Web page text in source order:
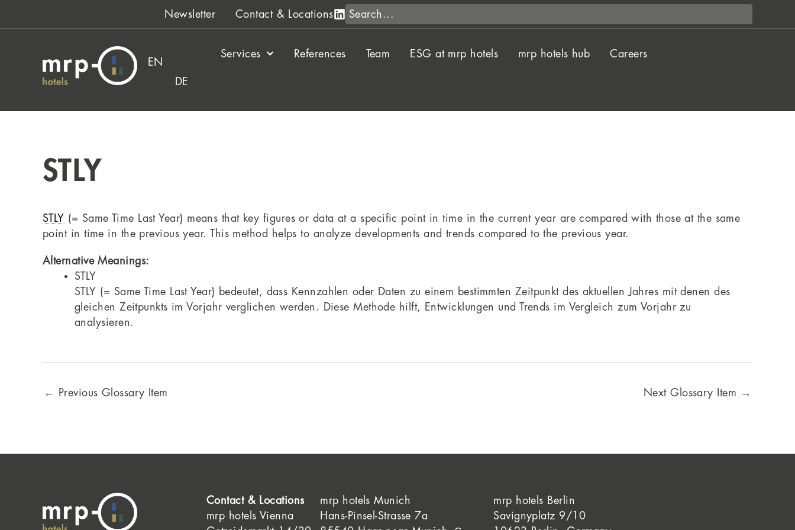
Newsletter Contact & Locations Search
EN
DE
Services References Team ESG at mrp hotels mrp hotels hub Careers
STLY
STLY (= Same Time Last Year) means that key figures or data at a specific point in time in the current year are compared with those at the same
point in time in the previous year. This method helps to analyze developments and trends compared to the previous year.
Alternative Meanings:
STLY
STLY (= Same Time Last Year) bedeutet, dass Kennzahlen oder Daten zu einem bestimmten Zeitpunkt des aktuellen Jahres mit denen des
gleichen Zeitpunkts im Vorjahr verglichen werden. Diese Methode hilft, Entwicklungen und Trends im Vergleich zum Vorjahr zu
analysieren.
← Previous Glossary Item Next Glossary Item →
Contact & Locations
mrp hotels Vienna
mrp hotels Munich
Hans-Pinsel-Strasse 7a
mrp hotels Berlin
Savignyplatz 9/10